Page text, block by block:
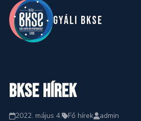
GYáLI BKSE
Rólunk
BKSE hírek
2022. május 4. Fő hírek admin